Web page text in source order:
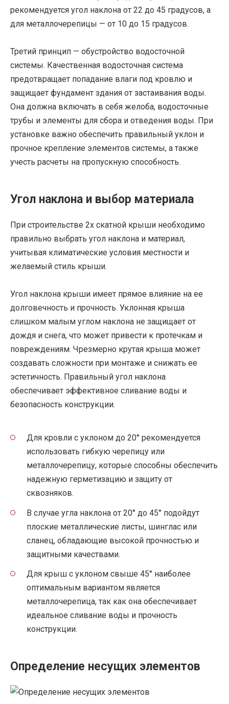
рекомендуется угол наклона от 22 до 45 градусов, а
для металлочерепицы — от 10 до 15 градусов.
Третий принцип — обустройство водосточной
системы. Качественная водосточная система
предотвращает попадание влаги под кровлю и
защищает фундамент здания от застаивания воды.
Она должна включать в себя желоба, водосточные
трубы и элементы для сбора и отведения воды. При
установке важно обеспечить правильный уклон и
прочное крепление элементов системы, а также
учесть расчеты на пропускную способность.
Угол наклона и выбор материала
При строительстве 2х скатной крыши необходимо
правильно выбрать угол наклона и материал,
учитывая климатические условия местности и
желаемый стиль крыши.
Угол наклона крыши имеет прямое влияние на ее
долговечность и прочность. Уклонная крыша
слишком малым углом наклона не защищает от
дождя и снега, что может привести к протечкам и
повреждениям. Чрезмерно крутая крыша может
создавать сложности при монтаже и снижать ее
эстетичность. Правильный угол наклона
обеспечивает эффективное сливание воды и
безопасность конструкции.
Для кровли с уклоном до 20° рекомендуется
использовать гибкую черепицу или
металлочерепицу, которые способны обеспечить
надежную герметизацию и защиту от
сквозняков.
В случае угла наклона от 20° до 45° подойдут
плоские металлические листы, шинглас или
сланец, обладающие высокой прочностью и
защитными качествами.
Для крыш с уклоном свыше 45° наиболее
оптимальным вариантом является
металлочерепица, так как она обеспечивает
идеальное сливание воды и прочность
конструкции.
Определение несущих элементов